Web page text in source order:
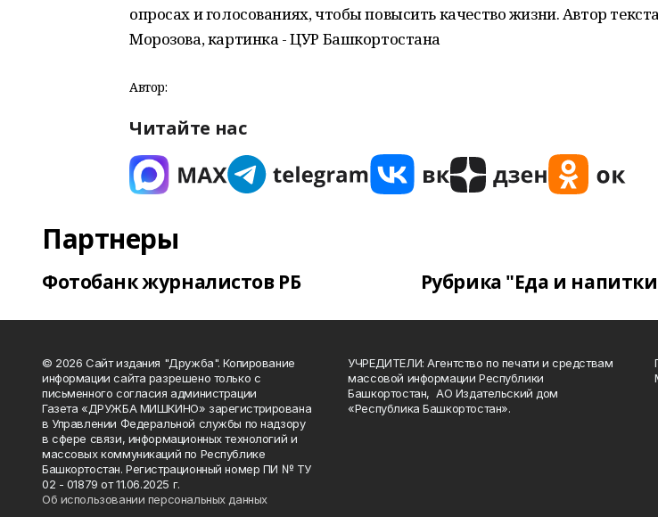
опросах и голосованиях, чтобы повысить качество жизни. Автор
Морозова, картинка - ЦУР Башкортостана
Автор:
Читайте нас
Партнеры
Фотобанк журналистов РБ Рубрика "Еда и
© 2026 Сайт издания "Дружба". Копирование
информации сайта разрешено только с
письменного согласия администрации
Газета «ДРУЖБА МИШКИНО» зарегистрирована
в Управлении Федеральной службы по надзору
в сфере связи, информационных технологий и
массовых коммуникаций по Республике
Башкортостан. Регистрационный номер ПИ № ТУ
02 - 01879 от 11.06.2025 г.
Об использовании персональных данных
УЧРЕДИТЕЛИ: Агентство по печати и средствам
массовой информации Республики
Башкортостан, АО Издательский дом
«Республика Башкортостан».